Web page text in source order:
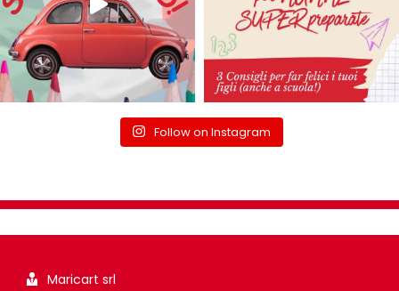
Follow on Instagram
Maricart srl